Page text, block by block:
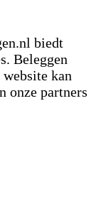
biedt
Beleggen
kan
onze partners